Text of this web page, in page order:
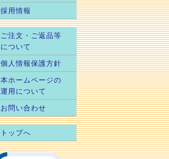
採用情報
ご注文・ご返品等
について
個人情報保護方針
本ホームページの
運用について
お問い合わせ
トップへ